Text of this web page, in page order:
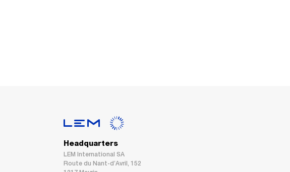
Headquarters
LEM International SA
Route du Nant-d’Avril, 152